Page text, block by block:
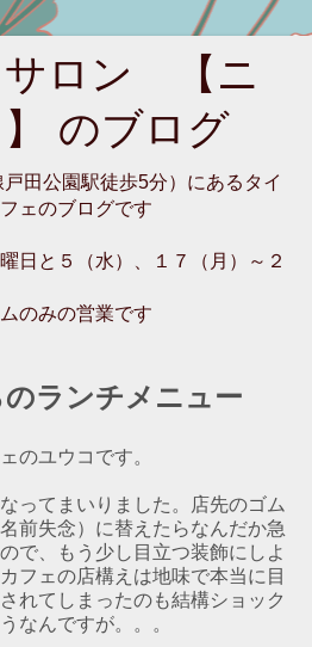
サロン 【ニ
のブログ
田公園駅徒歩5分）にあるタイ
ェのブログです
日と５（水）、１７（月）～２
のみの営業です
ランチメニュー
のユウコです。
ってまいりました。店先のゴム
前失念）に替えたらなんだか急
で、もう少し目立つ装飾にしよ
フェの店構えは地味で本当に目
れてしまったのも結構ショック
なんですが。。。